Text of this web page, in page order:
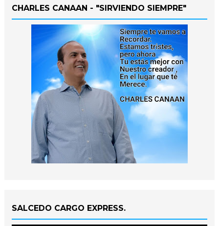
CHARLES CANAAN - "SIRVIENDO SIEMPRE"
SALCEDO CARGO EXPRESS.